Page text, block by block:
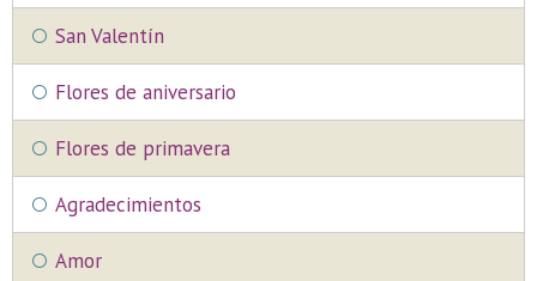
San Valentín
Flores de aniversario
Flores de primavera
Agradecimientos
Amor